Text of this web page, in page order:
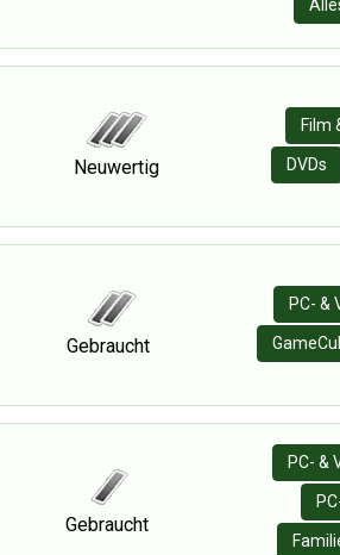
Neuwertig
Film
DVDs
Gebraucht
PC- &
Gebraucht
PC- &